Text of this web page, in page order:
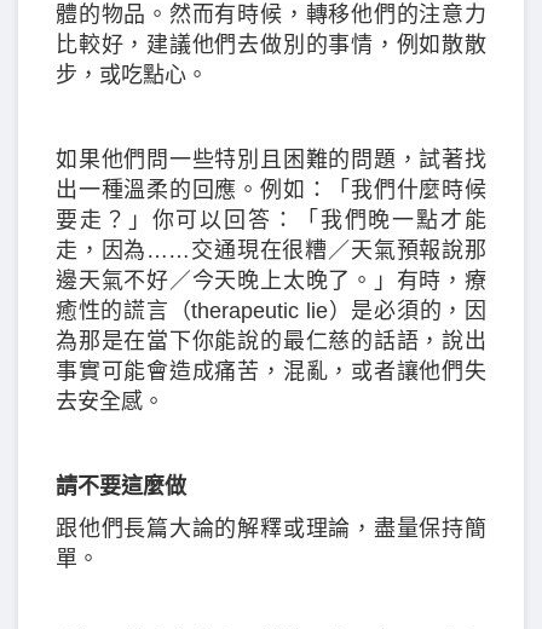
體的物品。然而有時候，轉移他們的注意力
比較好，建議他們去做別的事情，例如散散
步，或吃點心。
如果他們問一些特別且困難的問題，試著找
出一種溫柔的回應。例如：「我們什麼時候
要走？」你可以回答：「我們晚一點才能
走，因為……交通現在很糟／天氣預報說那
邊天氣不好／今天晚上太晚了。」有時，療
癒性的謊言（therapeutic lie）是必須的，因
為那是在當下你能說的最仁慈的話語，說出
事實可能會造成痛苦，混亂，或者讓他們失
去安全感。
請不要這麼做
跟他們長篇大論的解釋或理論，盡量保持簡
單。